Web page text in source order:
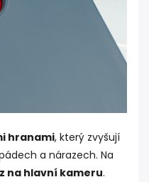
hranami, který zvyšují
a nárazech. Na
na hlavní kameru.